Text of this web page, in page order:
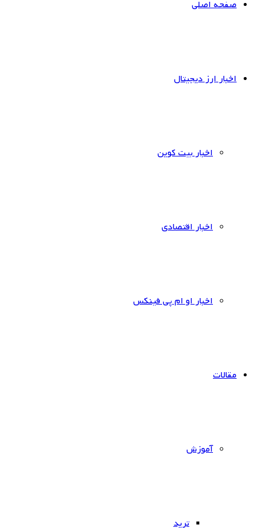
صفحه اصلی
اخبار ارز دیجیتال
اخبار بیت کوین
اخبار اقتصادی
اخبار او ام پی فینکس
مقالات
آموزش
ترید